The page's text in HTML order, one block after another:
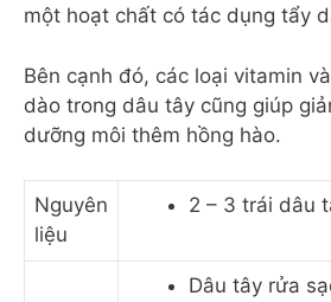
một hoạt chất có tác dụng tẩy
Bên cạnh đó, các loại vitamin
dào trong dâu tây cũng giúp
dưỡng môi thêm hồng hào.
Nguyên
liệu
2 – 3 trái dâu
Dâu tây rửa